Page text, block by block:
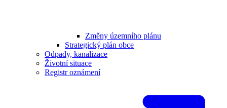
Změny územního plánu
Strategický plán obce
Odpady, kanalizace
Životní situace
Registr oznámení